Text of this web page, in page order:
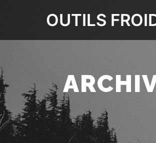
OUTILS